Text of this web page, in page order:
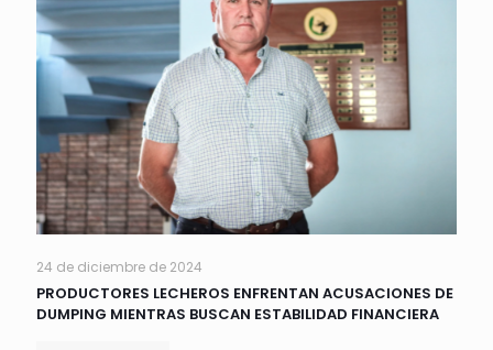
24 de diciembre de 2024
PRODUCTORES LECHEROS ENFRENTAN ACUSACIONES DE
DUMPING MIENTRAS BUSCAN ESTABILIDAD FINANCIERA